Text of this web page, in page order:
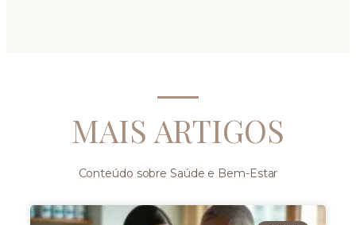
MAIS ARTIGOS
Conteúdo sobre Saúde e Bem-Estar